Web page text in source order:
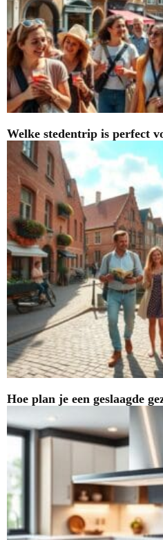
Welke stedentrip is perfect
Hoe plan je een geslaagde